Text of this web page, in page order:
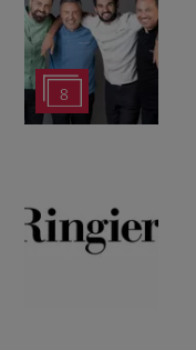
8